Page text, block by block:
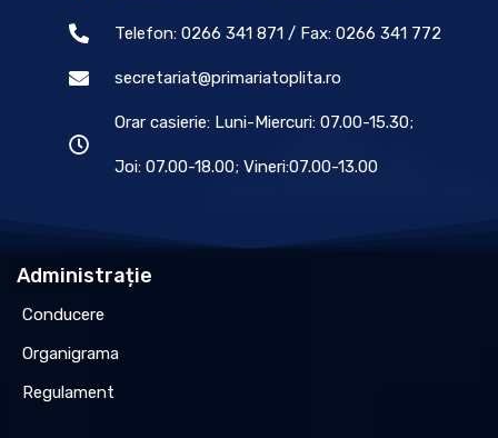
Telefon: 0266 341 871 / Fax: 0266 341 772
secretariat@primariatoplita.ro
Orar casierie: Luni-Miercuri: 07.00-15.30;
Joi: 07.00-18.00; Vineri:07.00-13.00
Administrație
Conducere
Organigrama
Regulament